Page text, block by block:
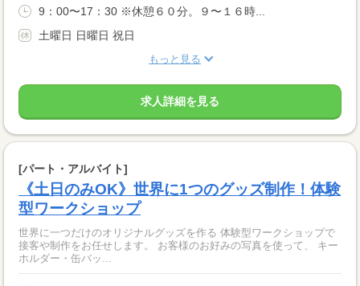
9：00〜17：30 ※休憩６０分。９〜１６時...
土曜日 日曜日 祝日
もっと見る
求人詳細を見る
[パート・アルバイト]
《土日のみOK》世界に1つのグッズ制作！体験
型ワークショップ
世界に一つだけのオリジナルグッズを作る 体験型ワークショップで
接客や制作をお任せします。 お客様のお好みの写真を使って、 キー
ホルダー・缶バッ...